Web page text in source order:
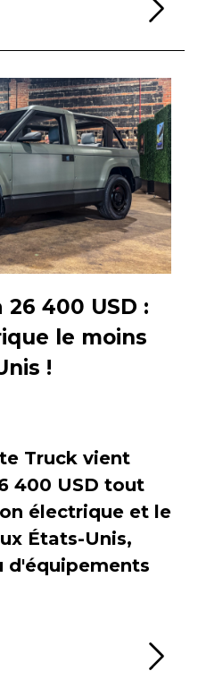
400 USD :
le moins
!
Truck vient
400 USD tout
électrique et le
États-Unis,
d'équipements